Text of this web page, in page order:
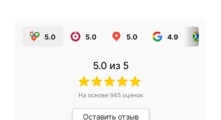
5.0 5.0 5.0 4.9
5.0 из 5
На основе 945оценок
Оставить отзыв